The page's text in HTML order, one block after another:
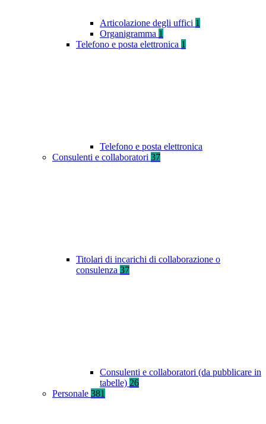
Articolazione degli uffici 1
Organigramma 1
Telefono e posta elettronica 1
Telefono e posta elettronica
Consulenti e collaboratori 37
Titolari di incarichi di collaborazione o
consulenza 37
Consulenti e collaboratori (da pubblicare in
tabelle) 26
Personale 381